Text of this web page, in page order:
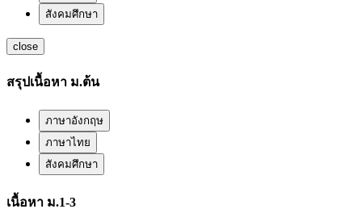
สังคมศึกษา
close
สรุปเนื้อหา ม.ต้น
ภาษาอังกฤษ
ภาษาไทย
สังคมศึกษา
เนื้อหา ม.1-3